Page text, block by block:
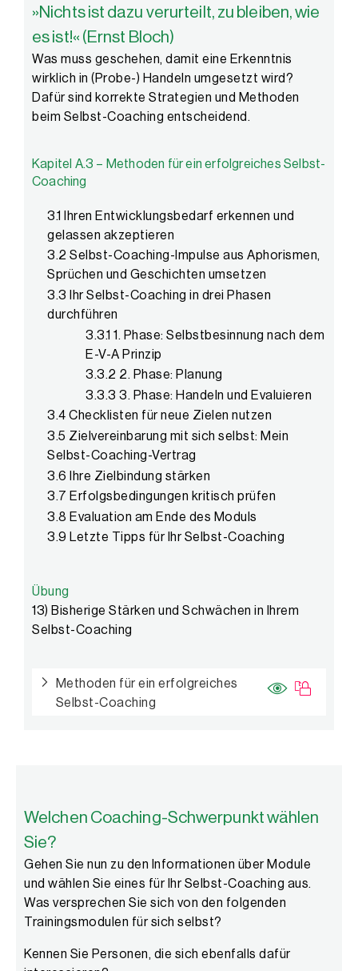
»Nichts ist dazu verurteilt, zu bleiben, wie
es ist!« (Ernst Bloch)
Was muss geschehen, damit eine Erkenntnis
wirklich in (Probe-) Handeln umgesetzt wird?
Dafür sind korrekte Strategien und Methoden
beim Selbst-Coaching entscheidend.
Kapitel A.3 – Methoden für ein erfolgreiches Selbst-
Coaching
3.1 Ihren Entwicklungsbedarf erkennen und
gelassen akzeptieren
3.2 Selbst-Coaching-Impulse aus Aphorismen,
Sprüchen und Geschichten umsetzen
3.3 Ihr Selbst-Coaching in drei Phasen
durchführen
3.3.1 1. Phase: Selbstbesinnung nach dem
E-V-A Prinzip
3.3.2 2. Phase: Planung
3.3.3 3. Phase: Handeln und Evaluieren
3.4 Checklisten für neue Zielen nutzen
3.5 Zielvereinbarung mit sich selbst: Mein
Selbst-Coaching-Vertrag
3.6 Ihre Zielbindung stärken
3.7 Erfolgsbedingungen kritisch prüfen
3.8 Evaluation am Ende des Moduls
3.9 Letzte Tipps für Ihr Selbst-Coaching
Übung
13) Bisherige Stärken und Schwächen in Ihrem
Selbst-Coaching
Methoden für ein erfolgreiches
Selbst-Coaching
Welchen Coaching-Schwerpunkt wählen
Sie?
Gehen Sie nun zu den Informationen über Module
und wählen Sie eines für Ihr Selbst-Coaching aus.
Was versprechen Sie sich von den folgenden
Trainingsmodulen für sich selbst?
Kennen Sie Personen, die sich ebenfalls dafür